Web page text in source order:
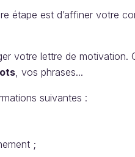
étape est d’affiner votre
votre lettre de
, vos phrases...
suivantes :
;